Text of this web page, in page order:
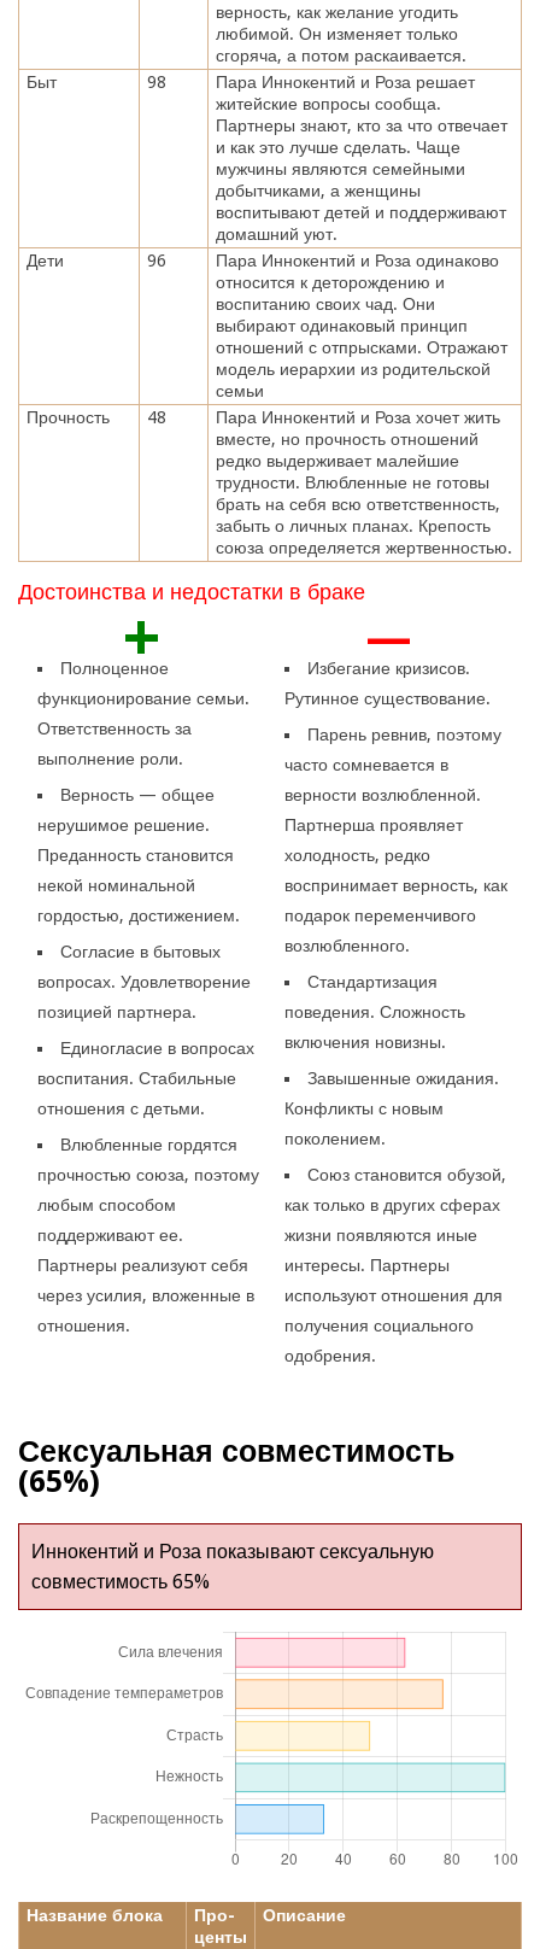
верность, как желание угодить
любимой. Он изменяет только
сгоряча, а потом раскаивается.
Быт
98
Пара Иннокентий и Роза решает
житейские вопросы сообща.
Партнеры знают, кто за что отвечает
и как это лучше сделать. Чаще
мужчины являются семейными
добытчиками, а женщины
воспитывают детей и поддерживают
домашний уют.
Дети
96
Пара Иннокентий и Роза одинаково
относится к деторождению и
воспитанию своих чад. Они
выбирают одинаковый принцип
отношений с отпрысками. Отражают
модель иерархии из родительской
семьи
Прочность
48
Пара Иннокентий и Роза хочет жить
вместе, но прочность отношений
редко выдерживает малейшие
трудности. Влюбленные не готовы
брать на себя всю ответственность,
забыть о личных планах. Крепость
союза определяется жертвенностью.
Достоинства и недостатки в браке
+
Полноценное
функционирование семьи.
Ответственность за
выполнение роли.
Верность — общее
нерушимое решение.
Преданность становится
некой номинальной
гордостью, достижением.
Согласие в бытовых
вопросах. Удовлетворение
позицией партнера.
Единогласие в вопросах
воспитания. Стабильные
отношения с детьми.
Влюбленные гордятся
прочностью союза, поэтому
любым способом
поддерживают ее.
Партнеры реализуют себя
через усилия, вложенные в
отношения.
—
Избегание кризисов.
Рутинное существование.
Парень ревнив, поэтому
часто сомневается в
верности возлюбленной.
Партнерша проявляет
холодность, редко
воспринимает верность, как
подарок переменчивого
возлюбленного.
Стандартизация
поведения. Сложность
включения новизны.
Завышенные ожидания.
Конфликты с новым
поколением.
Союз становится обузой,
как только в других сферах
жизни появляются иные
интересы. Партнеры
используют отношения для
получения социального
одобрения.
Сексуальная совместимость
(65%)
Иннокентий и Роза показывают сексуальную
совместимость 65%
Название блока
Про-
центы
Описание